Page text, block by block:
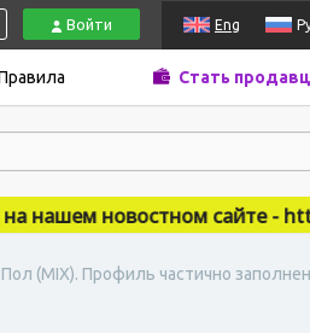
Войти Eng
Стать
новостном сайте -
(MIX). Профиль частично